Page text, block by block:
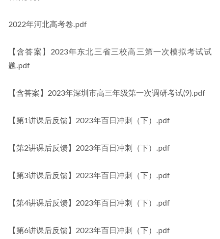
2022年河北高考卷.pdf
【含答案】2023年东北三省三校高三第一次模拟考试试
题.pdf
【含答案】2023年深圳市高三年级第一次调研考试(9).pdf
【第1讲课后反馈】2023年百日冲刺（下）.pdf
【第2讲课后反馈】2023年百日冲刺（下）.pdf
【第3讲课后反馈】2023年百日冲刺（下）.pdf
【第4讲课后反馈】2023年百日冲刺（下）.pdf
【第6讲课后反馈】2023年百日冲刺（下）.pdf